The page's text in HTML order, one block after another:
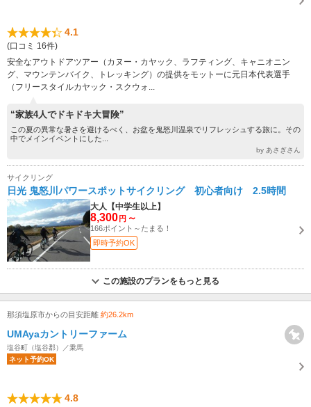
4.1
(口コミ 16件)
安全なアウトドアツアー（カヌー・カヤック、ラフティング、キャニオニン
グ、マウンテンバイク、トレッキング）の提供をモットーに元日本代表選手
（フリースタイルカヤック・スクウォ...
“家族4人でドキドキ大冒険”
この夏の異常な暑さを避けるべく、お盆を鬼怒川温泉でリフレッシュする旅に。その
中でメインイベントにした...
by あさぎさん
サイクリング
日光 鬼怒川パワースポットサイクリング 初心者向け 2.5時間
大人【中学生以上】
8,300 円 ～
166ポイント～たまる！
即時予約OK
この施設のプランをもっと見る
那須塩原市からの目安距離 約26.2km
UMAyaカントリーファーム
塩谷町（塩谷郡）／乗馬
ネット予約OK
4.8